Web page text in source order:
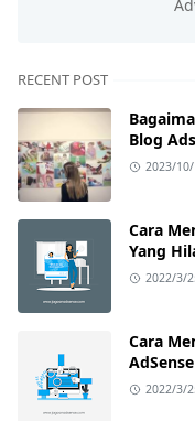
RECENT POST
Blog
2023/10/
Cara
Yang
2022/3/
Cara
AdSense
2022/3/